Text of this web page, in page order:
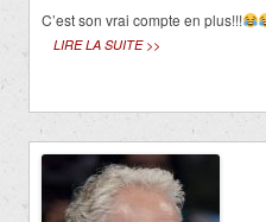
C’est son vrai compte en plus!!!
LIRE LA SUITE >>